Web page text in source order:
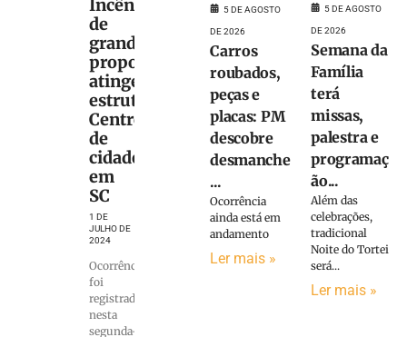
Incêndio
de
grandes
proporções
atinge
estrutura no
Centro
de
cidade
em
SC
1 DE
JULHO DE
2024
Ocorrência
foi
registrada
nesta
segunda-
5 DE AGOSTO
DE 2026
Carros
roubados,
peças e
placas: PM
descobre
desmanche
...
Ocorrência
ainda está em
andamento
Ler mais »
5 DE AGOSTO
DE 2026
Semana da
Família
terá
missas,
palestra e
programaç
ão...
Além das
celebrações,
tradicional
Noite do Tortei
será...
Ler mais »